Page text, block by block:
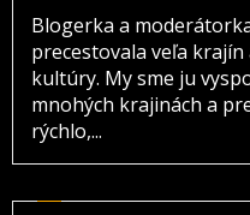
Blogerka a
precestovala veľa
kultúry. My sme ju
mnohých krajinách a
rýchlo,...